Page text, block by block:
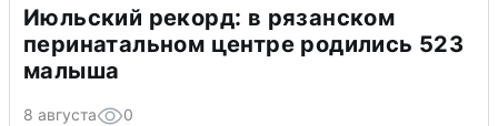
Июльский рекорд: в рязанском
перинатальном центре родились 523
малыша
8 августа 0